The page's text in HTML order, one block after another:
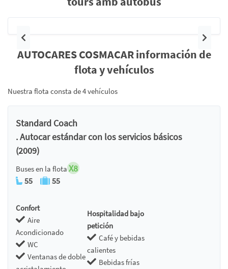
Anterior
AUTOCARES COSMACAR información de
flota y vehículos
Nuestra flota consta de 4 vehículos
Standard Coach
. Autocar estándar con los servicios básicos
(2009)
Buses en la flota X8
55 55
Confort
Aire
Acondicionado
WC
Ventanas de doble
Hospitalidad bajo
petición
Café y bebidas
calientes
Bebidas frías